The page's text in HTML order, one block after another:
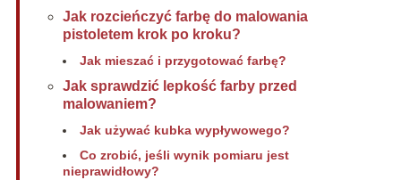
Jak rozcieńczyć farbę do malowania
pistoletem krok po kroku?
Jak mieszać i przygotować farbę?
Jak sprawdzić lepkość farby przed
malowaniem?
Jak używać kubka wypływowego?
Co zrobić, jeśli wynik pomiaru jest
nieprawidłowy?